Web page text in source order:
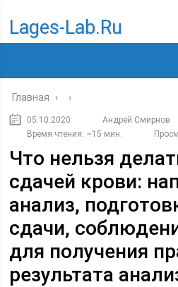
Lages-Lab.ru
Главная › ›
05.10.2020
Андрей Смирнов
Время чтения: ~15 мин.
Что нельзя
сдачей крови:
анализ,
сдачи,
для получения
результата